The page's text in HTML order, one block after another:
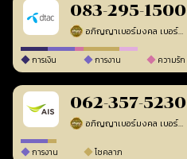
083-295-1500
อภิญญาเบอร์มงคล เบอร์สวยเลขศาสตร์
การเงิน การงาน ความรัก
062-357-5230
อภิญญาเบอร์มงคล เบอร์สวยเลขศาสตร์
การงาน โชคลาภ